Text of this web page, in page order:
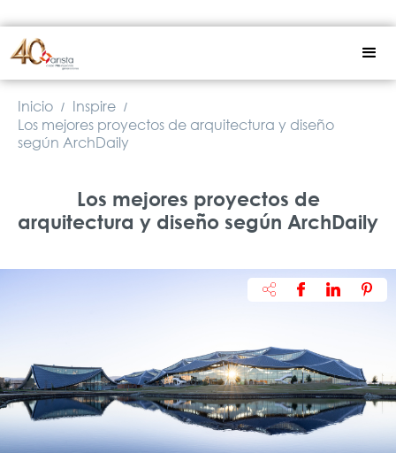
Inicio / Inspire /
Los mejores proyectos de arquitectura y diseño
según ArchDaily
Los mejores proyectos de
arquitectura y diseño según ArchDaily